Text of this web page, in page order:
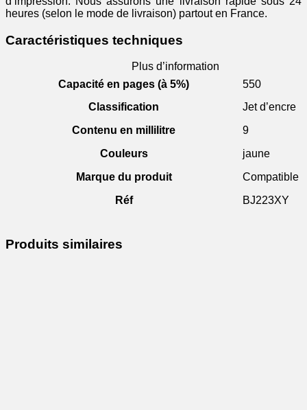
heures (selon le mode de livraison) partout en France.
Caractéristiques techniques
Plus d’information
Capacité en pages (à 5%)
550
Classification
Jet d’encre
Contenu en millilitre
9
Couleurs
jaune
Marque du produit
Compatible
Réf
BJ223XY
Produits similaires